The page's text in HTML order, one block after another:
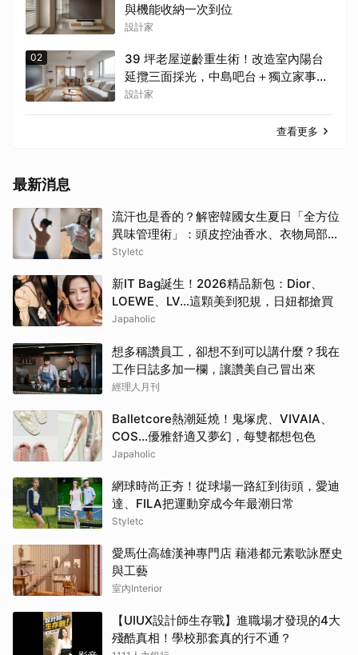
與機能收納一次到位
設計家
02
39 坪老屋逆齡重生術！改造室內陽台
延攬三面採光，中島吧台＋獨立家事間
解鎖完美家務路徑
設計家
查看更多
最新消息
流汗也是香的？解密韓國女生夏日「全方位
異味管理術」：頭皮控油香水、衣物局部消
臭，打造自帶母胎偽體香
Styletc
新IT Bag誕生！2026精品新包：Dior、
LOEWE、LV…這顆美到犯規，日妞都搶買
Japaholic
想多稱讚員工，卻想不到可以講什麼？我在
工作日誌多加一欄，讓讚美自己冒出來
經理人月刊
Balletcore熱潮延燒！鬼塚虎、VIVAIA、
COS…優雅舒適又夢幻，每雙都想包色
Japaholic
網球時尚正夯！從球場一路紅到街頭，愛迪
達、FILA把運動穿成今年最潮日常
Styletc
愛馬仕高雄漢神專門店 藉港都元素歌詠歷史
與工藝
室內Interior
【UIUX設計師生存戰】進職場才發現的4大
殘酷真相！學校那套真的行不通？